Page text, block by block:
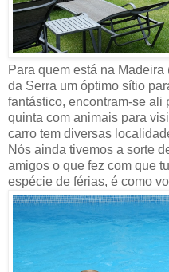
Para quem está na
da Serra um óptimo sítio
fantástico, encontram-se ali
quinta com animais para
carro tem diversas
Nós ainda tivemos a sorte
amigos o que fez com que
espécie de férias, é como